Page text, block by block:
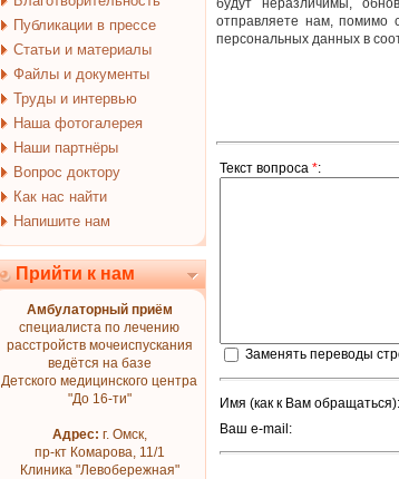
Публикации в прессе
Статьи и материалы
Файлы и документы
Труды и интервью
Наша фотогалерея
Наши партнёры
Вопрос доктору
Как нас найти
Напишите нам
Прийти к нам
Амбулаторный приём
специалиста по лечению
расстройств мочеиспускания
ведётся на базе
Детского медицинского центра
"До 16-ти"
Адрес: г. Омск,
пр-кт Комарова, 11/1
Клиника "Левобережная"
будут неразличимы,
отправляете нам, помимо
персональных данных в
Текст вопроса *:
Заменять переводы
Имя (как к Вам обращаться):
Ваш e-mail: